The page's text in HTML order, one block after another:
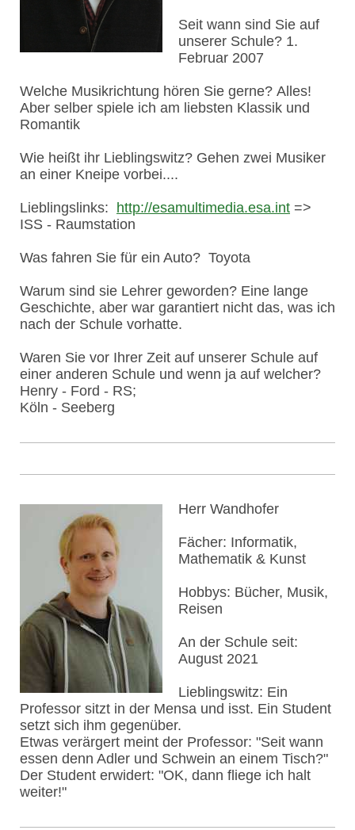
Seit wann sind Sie auf
unserer Schule? 1.
Februar 2007
Welche Musikrichtung hören Sie gerne? Alles!
Aber selber spiele ich am liebsten Klassik und
Romantik
Wie heißt ihr Lieblingswitz? Gehen zwei Musiker
an einer Kneipe vorbei....
Lieblingslinks: http://esamultimedia.esa.int =>
ISS - Raumstation
Was fahren Sie für ein Auto? Toyota
Warum sind sie Lehrer geworden? Eine lange
Geschichte, aber war garantiert nicht das, was ich
nach der Schule vorhatte.
Waren Sie vor Ihrer Zeit auf unserer Schule auf
einer anderen Schule und wenn ja auf welcher?
Henry - Ford - RS;
Köln - Seeberg
Herr Wandhofer
Fächer: Informatik,
Mathematik & Kunst
Hobbys: Bücher, Musik,
Reisen
An der Schule seit:
August 2021
Lieblingswitz: Ein
Professor sitzt in der Mensa und isst. Ein Student
setzt sich ihm gegenüber.
Etwas verärgert meint der Professor: "Seit wann
essen denn Adler und Schwein an einem Tisch?"
Der Student erwidert: "OK, dann fliege ich halt
weiter!"